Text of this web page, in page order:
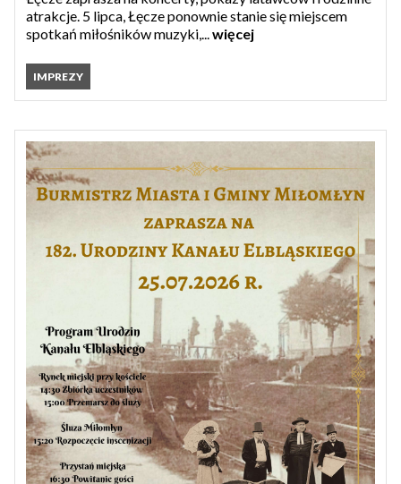
atrakcje. 5 lipca, Łęcze ponownie stanie się miejscem
spotkań miłośników muzyki,... więcej
IMPREZY